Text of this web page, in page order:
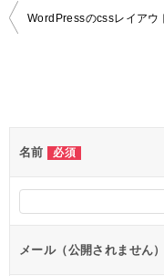
投
ー
シ
ョ
ン
名前 必須
メール（公開されません）